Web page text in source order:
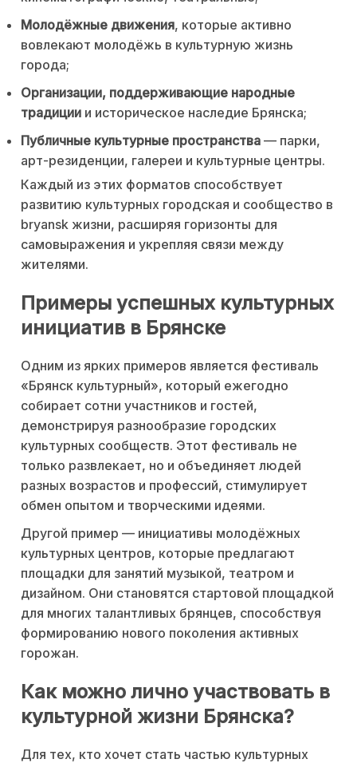
Молодёжные движения, которые активно
вовлекают молодёжь в культурную жизнь
города;
Организации, поддерживающие народные
традиции и историческое наследие Брянска;
Публичные культурные пространства — парки,
арт-резиденции, галереи и культурные центры.
Каждый из этих форматов способствует
развитию культурных городская и сообщество в
bryansk жизни, расширяя горизонты для
самовыражения и укрепляя связи между
жителями.
Примеры успешных культурных
инициатив в Брянске
Одним из ярких примеров является фестиваль
«Брянск культурный», который ежегодно
собирает сотни участников и гостей,
демонстрируя разнообразие городских
культурных сообществ. Этот фестиваль не
только развлекает, но и объединяет людей
разных возрастов и профессий, стимулирует
обмен опытом и творческими идеями.
Другой пример — инициативы молодёжных
культурных центров, которые предлагают
площадки для занятий музыкой, театром и
дизайном. Они становятся стартовой площадкой
для многих талантливых брянцев, способствуя
формированию нового поколения активных
горожан.
Как можно лично участвовать в
культурной жизни Брянска?
Для тех, кто хочет стать частью культурных